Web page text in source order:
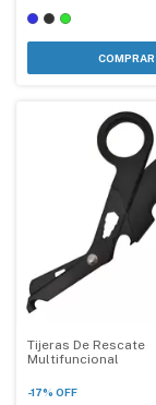
COMPRAR
Tijeras De Rescate
Multifuncional
-17% OFF